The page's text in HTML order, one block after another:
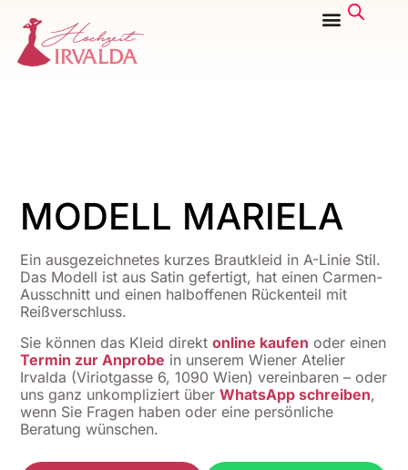
MODELL MARIELA
Ein ausgezeichnetes kurzes Brautkleid in A-Linie Stil.
Das Modell ist aus Satin gefertigt, hat einen Carmen-
Ausschnitt und einen halboffenen Rückenteil mit
Reißverschluss.
Sie können das Kleid direktonline kaufen oder einen
Termin zur Anprobe in unserem Wiener Atelier
Irvalda (Viriotgasse 6, 1090 Wien) vereinbaren – oder
uns ganz unkompliziert überWhatsApp schreiben,
wenn Sie Fragen haben oder eine persönliche
Beratung wünschen.